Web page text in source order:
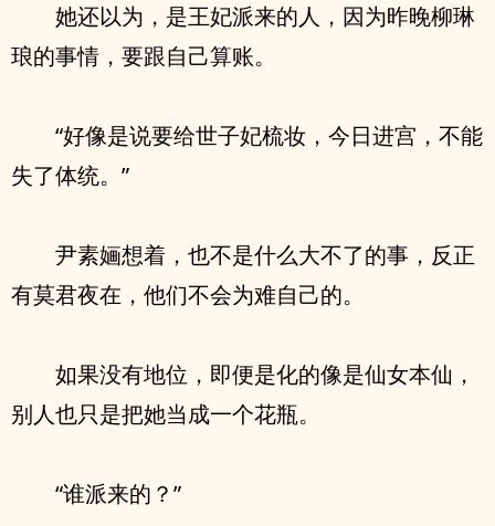
她还以为，是王妃派来的人，因为昨晚柳琳
琅的事情，要跟自己算账。
“好像是说要给世子妃梳妆，今日进宫，不能
失了体统。”
尹素婳想着，也不是什么大不了的事，反正
有莫君夜在，他们不会为难自己的。
如果没有地位，即便是化的像是仙女本仙，
别人也只是把她当成一个花瓶。
“谁派来的？”